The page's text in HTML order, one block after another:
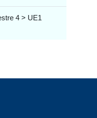
4 > UE1